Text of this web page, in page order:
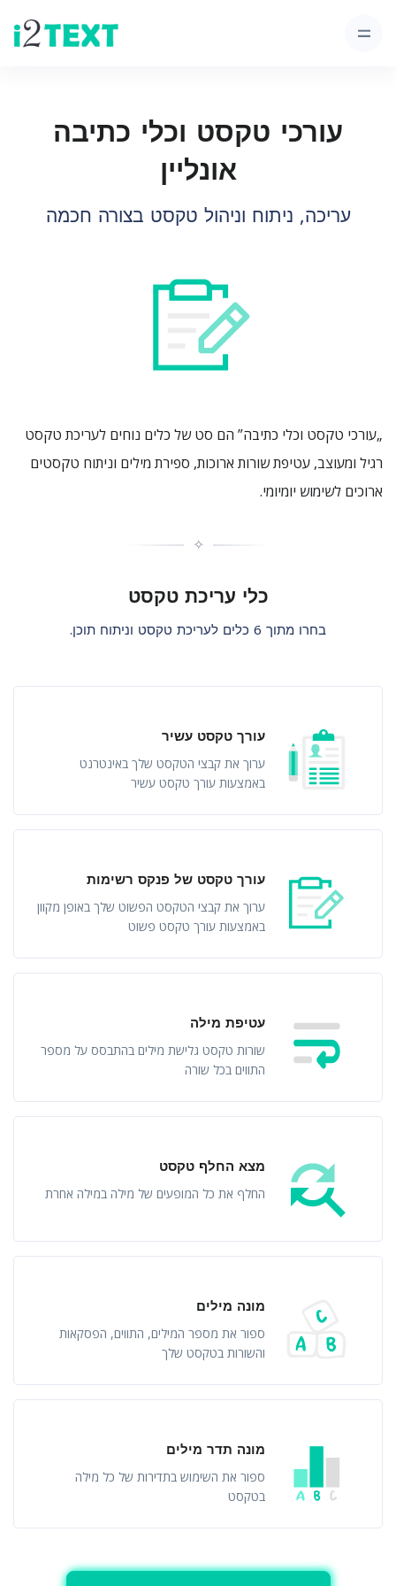
עורכי טקסט וכלי כתיבה
אונליין
עריכה, ניתוח וניהול טקסט בצורה חכמה
„עורכי טקסט וכלי כתיבה” הם סט של כלים נוחים לעריכת טקסט
רגיל ומעוצב, עטיפת שורות ארוכות, ספירת מילים וניתוח טקסטים
ארוכים לשימוש יומיומי.
✧
כלי עריכת טקסט
בחרו מתוך 6 כלים לעריכת טקסט וניתוח תוכן.
עורך טקסט עשיר
ערוך את קבצי הטקסט שלך באינטרנט
באמצעות עורך טקסט עשיר
עורך טקסט של פנקס רשימות
ערוך את קבצי הטקסט הפשוט שלך באופן מקוון
באמצעות עורך טקסט פשוט
עטיפת מילה
שורות טקסט גלישת מילים בהתבסס על מספר
התווים בכל שורה
מצא החלף טקסט
החלף את כל המופעים של מילה במילה אחרת
מונה מילים
ספור את מספר המילים, התווים, הפסקאות
והשורות בטקסט שלך
מונה תדר מילים
ספור את השימוש בתדירות של כל מילה
בטקסט